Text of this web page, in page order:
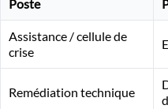
Poste
Assistance / cellule de
crise
Remédiation technique